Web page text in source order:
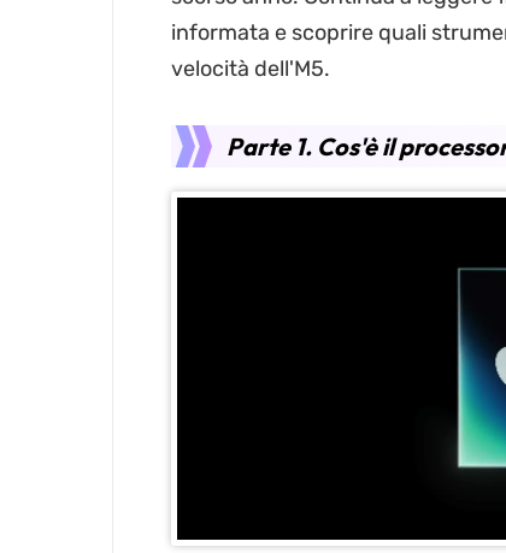
informata e scoprire quali
velocità dell'M5.
Parte 1. Cos'è il